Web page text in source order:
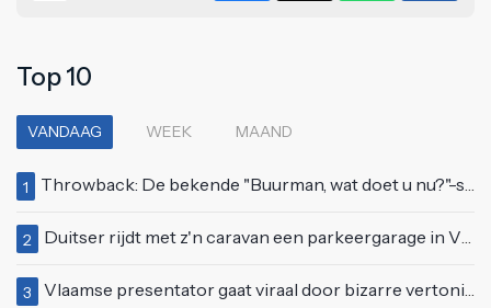
Top 10
VANDAAG WEEK MAAND
1 Throwback: De bekende "Buurman, wat doet u nu?"-scène uit Flodder met Tatjana Šimić
2 Duitser rijdt met z'n caravan een parkeergarage in Vlissingen binnen
3 Vlaamse presentator gaat viraal door bizarre vertoning op live televisie: "Helemaal stijf van de bloem"